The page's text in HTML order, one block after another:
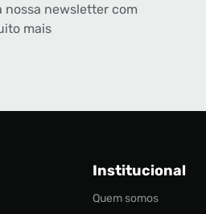
nossa newsletter com
mais
Institucional
Quem somos